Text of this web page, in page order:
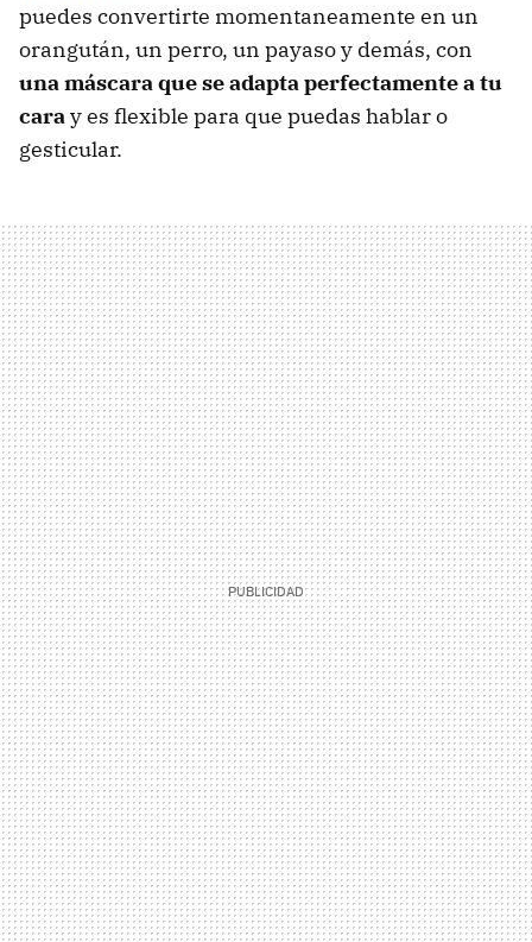
puedes convertirte momentaneamente en un
orangután, un perro, un payaso y demás, con
una máscara que se adapta perfectamente a tu
caray es flexible para que puedas hablar o
gesticular.